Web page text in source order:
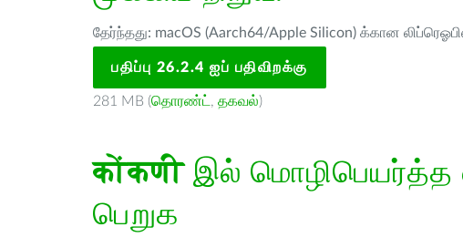
தேர்ந்தது: macOS (Aarch64/Apple Silicon) க்கான
பதிப்பு 26.2.4 ஐப் பதிவிறக்கு
281 MB (தொரண்ட் , தகவல்)
कोंकणीஇல் மொழிபெயர்த்த
பெறுக